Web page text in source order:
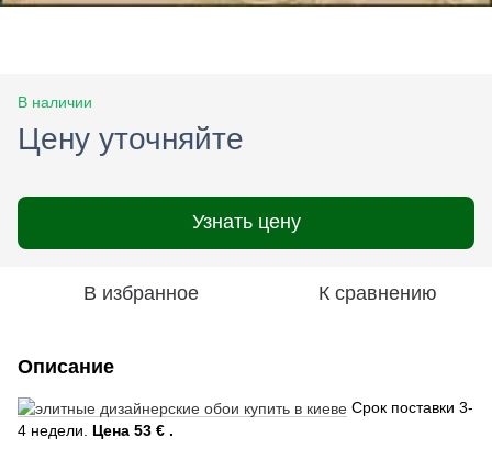
В наличии
Цену уточняйте
Узнать цену
В избранное К сравнению
Описание
Срок поставки 3-
4 недели. Цена 53 € .